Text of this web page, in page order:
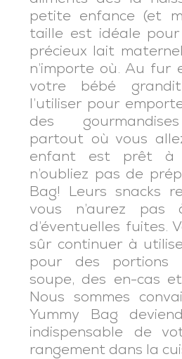
petite enfance (et
taille est idéale
précieux lait
n’importe où. Au fur
votre bébé
l’utiliser pour
des
partout où vous
enfant est prêt à
n’oubliez pas de
Bag! Leurs snacks
vous n’aurez pas
d’éventuelles fuites.
sûr continuer à
pour des portions
soupe, des en-cas
Nous sommes
Yummy Bag
indispensable de
rangement dans la